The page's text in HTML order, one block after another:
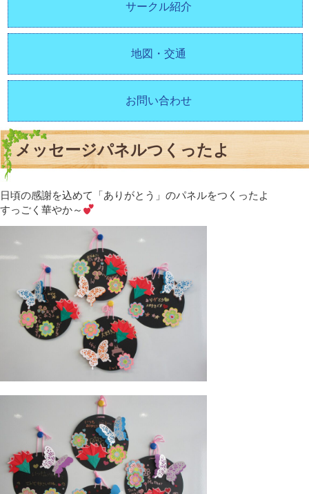
サークル紹介
地図・交通
お問い合わせ
メッセージパネルつくったよ
日頃の感謝を込めて「ありがとう」のパネルをつくったよ
すっごく華やか～